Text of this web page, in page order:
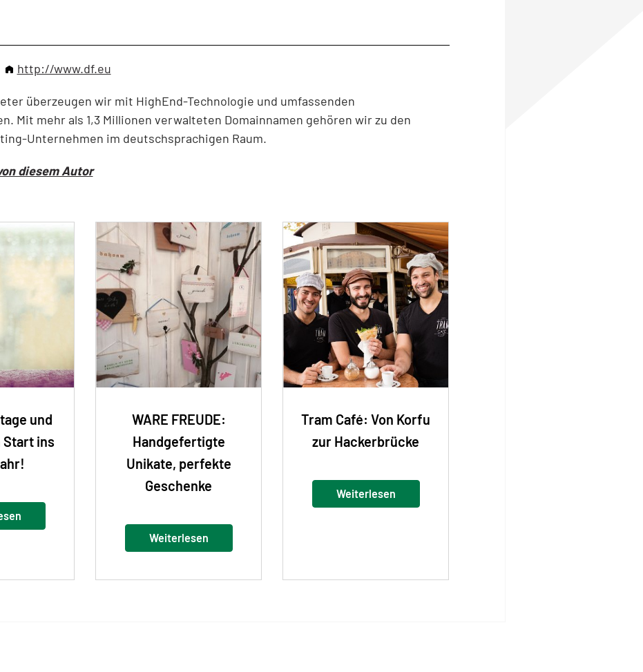
http://www.df.eu
überzeugen wir mit HighEnd-Technologie und umfassenden
Mit mehr als 1,3 Millionen verwalteten Domainnamen gehören wir zu den
Unternehmen im deutschsprachigen Raum.
diesem Autor
und
Start ins
WARE FREUDE:
Handgefertigte
Unikate, perfekte
Geschenke
Weiterlesen
Tram Café: Von Korfu
zur Hackerbrücke
Weiterlesen